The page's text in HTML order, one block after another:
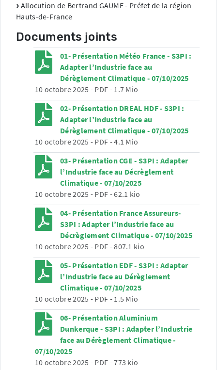
Allocution de Bertrand GAUME - Préfet de la région
Hauts-de-France
Documents joints
01- Présentation Météo France - S3PI :
Adapter l’Industrie face au
Dérèglement Climatique - 07/10/2025
10 octobre 2025 - PDF - 1.7 Mio
02- Présentation DREAL HDF - S3PI :
Adapter l’Industrie face au
Dérèglement Climatique - 07/10/2025
10 octobre 2025 - PDF -4.1 Mio
03- Présentation CGE - S3PI : Adapter
l’Industrie face au Décrèglement
Climatique - 07/10/2025
10 octobre 2025 - PDF -62.1 kio
04- Présentation France Assureurs-
S3PI : Adapter l’Industrie face au
Décrèglement Climatique - 07/10/2025
10 octobre 2025 - PDF -807.1 kio
05- Présentation EDF - S3PI : Adapter
l’Industrie face au Dérèglement
Climatique - 07/10/2025
10 octobre 2025 - PDF - 1.5 Mio
06- Présentation Aluminium
Dunkerque - S3PI : Adapter l’Industrie
face au Dérèglement Climatique -
07/10/2025
10 octobre 2025 - PDF -773 kio